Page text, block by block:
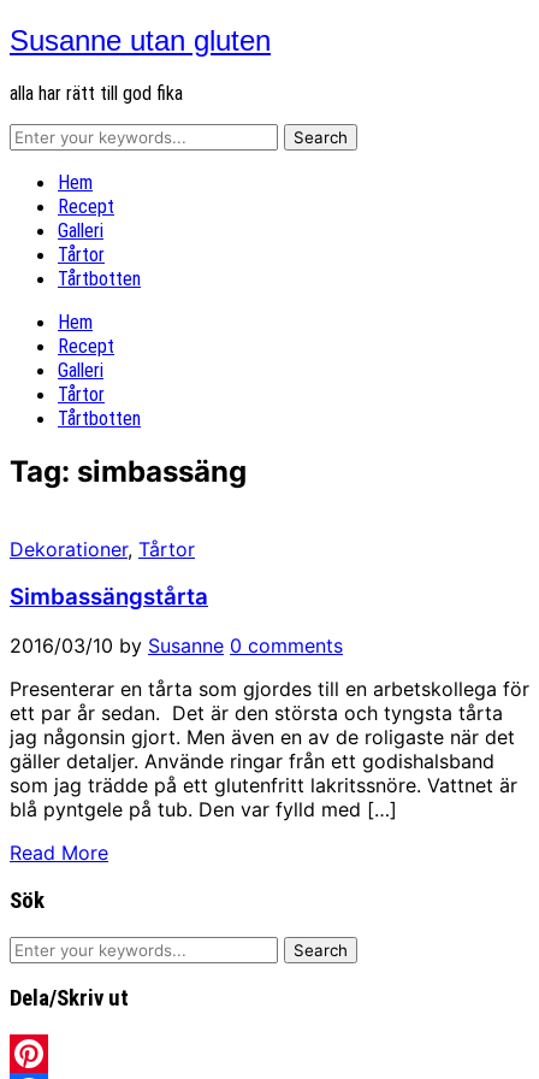
Susanne utan gluten
alla har rätt till god fika
Hem
Recept
Galleri
Tårtor
Tårtbotten
Hem
Recept
Galleri
Tårtor
Tårtbotten
Tag: simbassäng
Dekorationer, Tårtor
Simbassängstårta
2016/03/10 by Susanne 0 comments
Presenterar en tårta som gjordes till en arbetskollega för
ett par år sedan. Det är den största och tyngsta tårta
jag någonsin gjort. Men även en av de roligaste när det
gäller detaljer. Använde ringar från ett godishalsband
som jag trädde på ett glutenfritt lakritssnöre. Vattnet är
blå pyntgele på tub. Den var fylld med […]
Read More
Sök
Dela/Skriv ut